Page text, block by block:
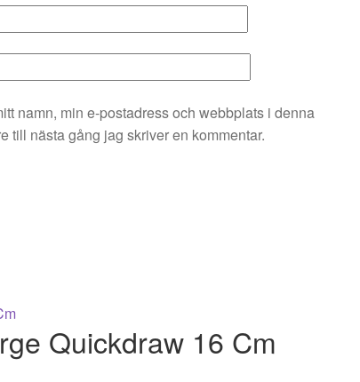
namn, min e-postadress och webbplats i denna
till nästa gång jag skriver en kommentar.
Quickdraw 16 Cm